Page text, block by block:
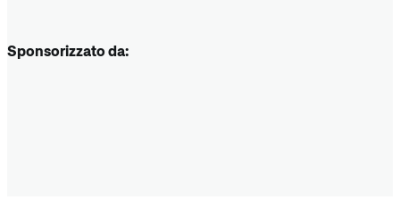
Sponsorizzato da: